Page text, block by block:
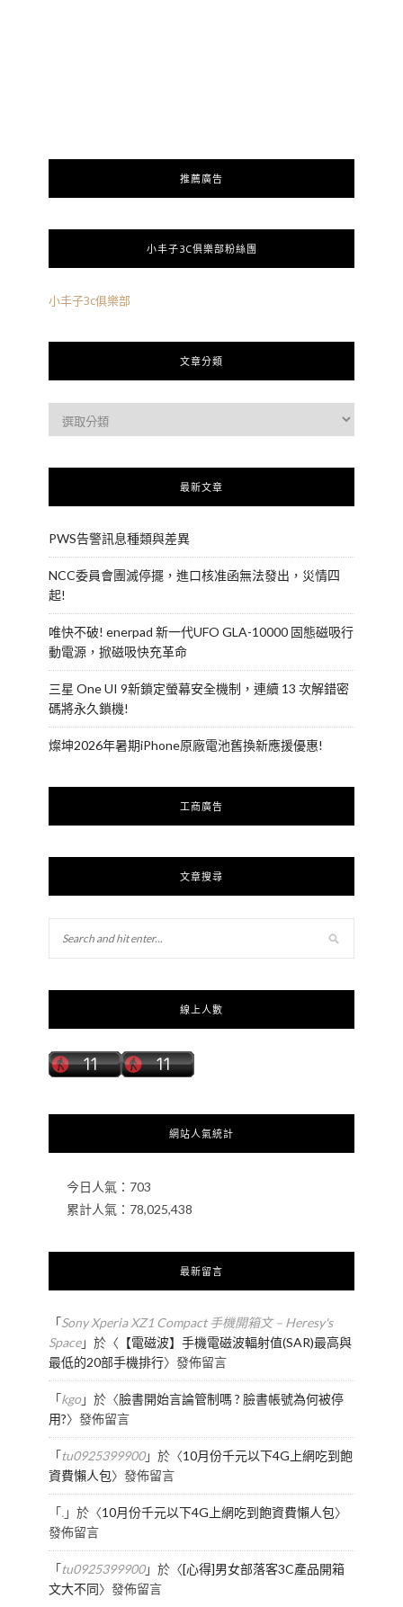
推薦廣告
小丰子3C俱樂部粉絲團
小丰子3c俱樂部
文章分類
最新文章
PWS告警訊息種類與差異
NCC委員會團滅停擺，進口核准函無法發出，災情四
起!
唯快不破! enerpad 新一代UFO GLA-10000 固態磁吸行
動電源，掀磁吸快充革命
三星 One UI 9新鎖定螢幕安全機制，連續 13 次解錯密
碼將永久鎖機!
燦坤2026年暑期iPhone原廠電池舊換新應援優惠!
工商廣告
文章搜尋
線上人數
網站人氣統計
今日人氣： 703
累計人氣： 78,025,438
最新留言
「Sony Xperia XZ1 Compact 手機開箱文 – Heresy's
Space」於〈 【電磁波】手機電磁波輻射值(SAR)最高與
最低的20部手機排行〉發佈留言
「kgo」於〈臉書開始言論管制嗎 ? 臉書帳號為何被停
用?〉發佈留言
「tu0925399900」於〈10月份千元以下4G上網吃到飽
資費懶人包〉發佈留言
「.」於〈10月份千元以下4G上網吃到飽資費懶人包〉
發佈留言
「tu0925399900」於〈[心得]男女部落客3C產品開箱
文大不同〉發佈留言